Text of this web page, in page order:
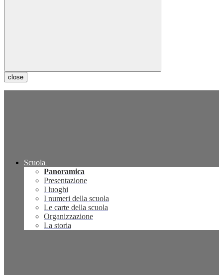
close
Scuola
Panoramica
Presentazione
I luoghi
I numeri della scuola
Le carte della scuola
Organizzazione
La storia